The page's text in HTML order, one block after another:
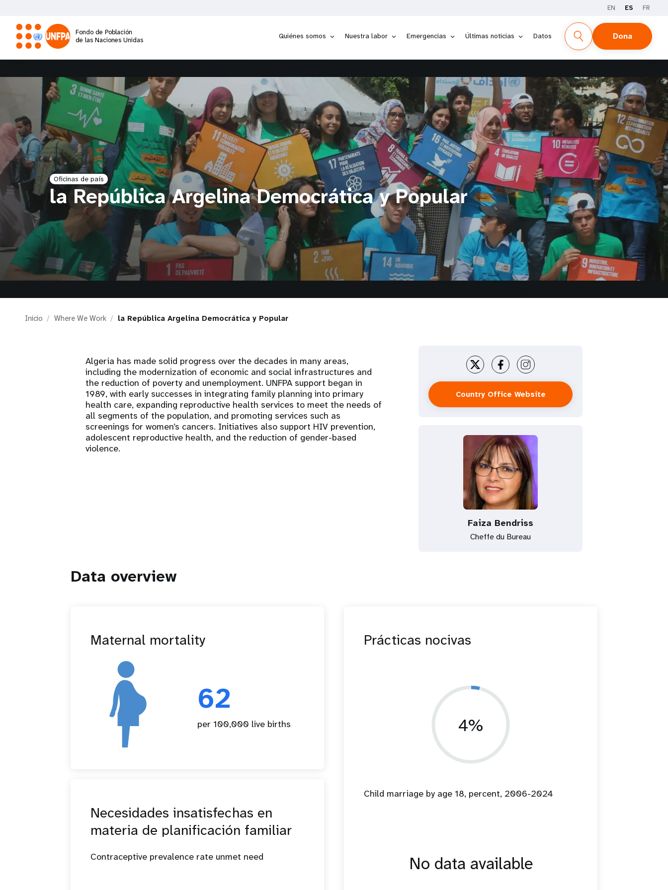
contenido
principal
EN ES FR
Fondo de Población
de las Naciones Unidas
Quiénes somos Nuestra labor Emergencias Últimas noticias Datos Dona
M
i
n
n
a
v
i
g
a
Oficinas de país
la República Argelina Democrática y Popular
Inicio Where We Work la República Argelina Democrática y Popular
Algeria has made solid progress over the decades in many areas,
including the modernization of economic and social infrastructures and
the reduction of poverty and unemployment. UNFPA support began in
1989, with early successes in integrating family planning into primary
health care, expanding reproductive health services to meet the needs of
all segments of the population, and promoting services such as
screenings for women’s cancers. Initiatives also support HIV prevention,
adolescent reproductive health, and the reduction of gender-based
violence.
Country Office Website
Faiza Bendriss
Cheffe du Bureau
Data overview
Maternal mortality
62
per 100,000 live births
Necesidades insatisfechas en
materia de planificación familiar
Contraceptive prevalence rate unmet need
Prácticas nocivas
4%
Child marriage by age 18, percent, 2006-2024
No data available